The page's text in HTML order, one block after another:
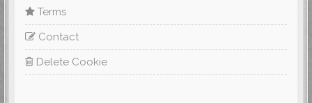
Terms
Contact
Delete Cookie